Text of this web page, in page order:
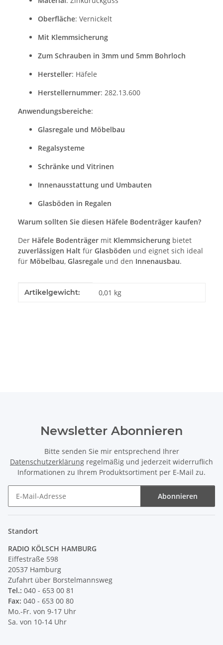
Oberfläche: Vernickelt
Mit Klemmsicherung
Zum Schrauben in 3mm und 5mm Bohrloch
Hersteller: Häfele
Herstellernummer: 282.13.600
Anwendungsbereiche:
Glasregale und Möbelbau
Regalsysteme
Schränke und Vitrinen
Innenausstattung und Umbauten
Glasböden in Regalen
Warum sollten Sie diesen Häfele Bodenträger kaufen?
Der Häfele Bodenträger mit Klemmsicherung bietet
zuverlässigen Halt für Glasböden und eignet sich ideal
für Möbelbau, Glasregale und den Innenausbau.
Produkteigenschaft
Wert
Artikelgewicht: 0,01 kg
Newsletter Abonnieren
Bitte senden Sie mir entsprechend Ihrer
Datenschutzerklärung regelmäßig und jederzeit widerruflich
Informationen zu Ihrem Produktsortiment per E-Mail zu.
Abonnieren
Standort
RADIO KÖLSCH HAMBURG
Eiffestraße 598
20537 Hamburg
Zufahrt über Borstelmannsweg
Tel.: 040 - 653 00 81
Fax: 040 - 653 00 80
Mo.-Fr. von 9-17 Uhr
Sa. von 10-14 Uhr